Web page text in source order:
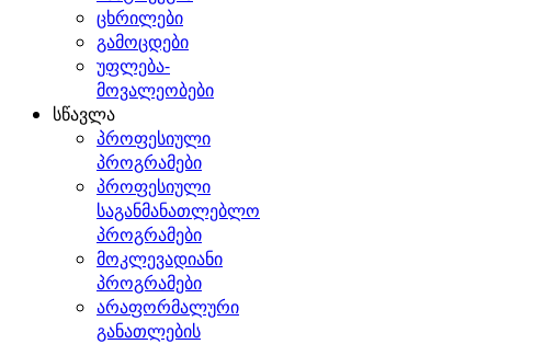
ცხრილები
გამოცდები
უფლება-
მოვალეობები
სწავლა
პროფესიული
პროგრამები
პროფესიული
საგანმანათლებლო
პროგრამები
მოკლევადიანი
პროგრამები
არაფორმალური
განათლების